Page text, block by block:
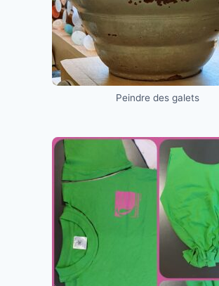
Peindre des galets